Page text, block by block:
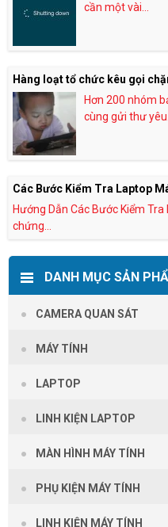
cần một vài...
Hàng loạt tổ chức kêu gọi
Hơn 200 nhóm
cùng gửi thư yêu...
Các Bước Kiểm Tra Laptop
Hướng Dẫn Các Bước Kiểm
chứng...
DANH MỤC SẢN
CAMERA QUAN SÁT
MÁY TÍNH
LAPTOP
LINH KIỆN LAPTOP
MÀN HÌNH MÁY TÍNH
PHỤ KIỆN MÁY TÍNH
LINH KIỆN MÁY TÍNH